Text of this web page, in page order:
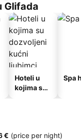
Glifada
Hoteli u
kojima su
Spa
€ (price per night)